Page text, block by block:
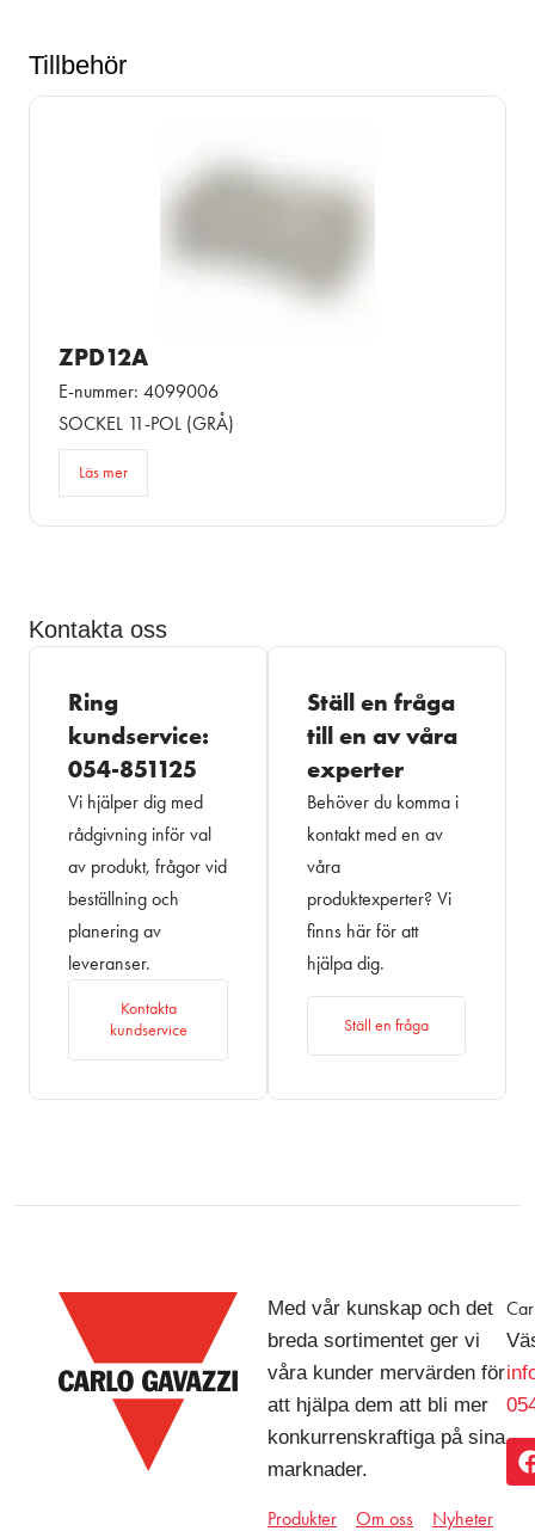
Tillbehör
ZPD12A
E-nummer: 4099006
SOCKEL 11-POL (GRÅ)
Läs mer
Kontakta oss
Ring
kundservice:
054-851125
Vi hjälper dig med
rådgivning inför val
av produkt, frågor vid
beställning och
planering av
leveranser.
Kontakta
kundservice
Ställ en fråga
till en av våra
experter
Behöver du komma i
kontakt med en av
våra
produktexperter? Vi
finns här för att
hjälpa dig.
Ställ en fråga
Med vår kunskap och det
breda sortimentet ger vi
våra kunder mervärden för
att hjälpa dem att bli mer
konkurrenskraftiga på sina
marknader.
Produkter Om oss Nyheter